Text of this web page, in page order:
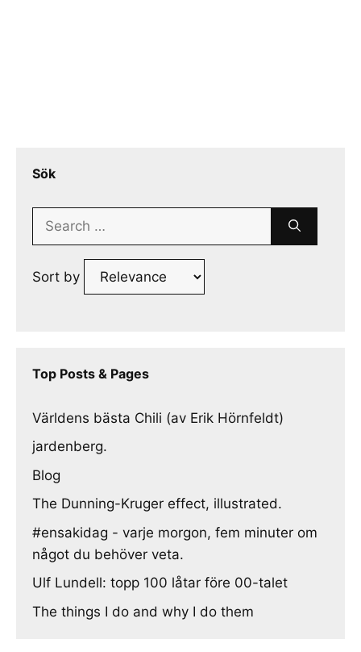
Sök
Search
Sort by
Top Posts & Pages
Världens bästa Chili (av Erik Hörnfeldt)
jardenberg.
Blog
The Dunning-Kruger effect, illustrated.
#ensakidag - varje morgon, fem minuter om
något du behöver veta.
Ulf Lundell: topp 100 låtar före 00-talet
The things I do and why I do them